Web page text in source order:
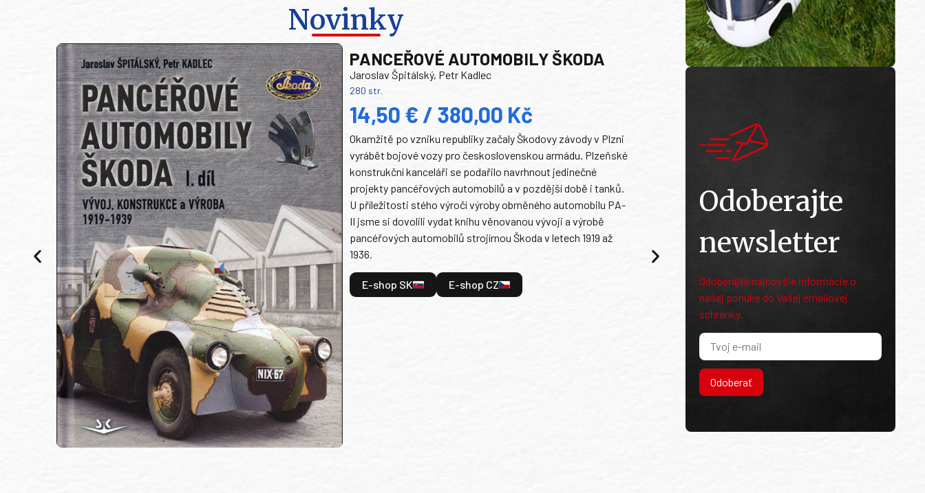
Novinky
PANCEŘOVÉ AUTOMOBILY ŠKODA
Jaroslav Špitálský, Petr Kadlec
280 str.
14,50 € / 380,00 Kč
Okamžitě po vzniku republiky začaly Škodovy závody v Plzni
vyrábět bojové vozy pro československou armádu. Plzeňské
konstrukční kanceláři se podařilo navrhnout jedinečné
projekty pancéřových automobilů a v pozdější době i tanků.
U příležitosti stého výročí výroby obrněného automobilu PA-
II jsme si dovolili vydat knihu věnovanou vývoji a výrobě
pancéřových automobilů strojírnou Škoda v letech 1919 až
1936.
E-shop SK E-shop CZ
Odoberajte
newsletter
Odoberajte najnovšie informácie o
našej ponuke do Vašej emailovej
schránky.
Odoberať